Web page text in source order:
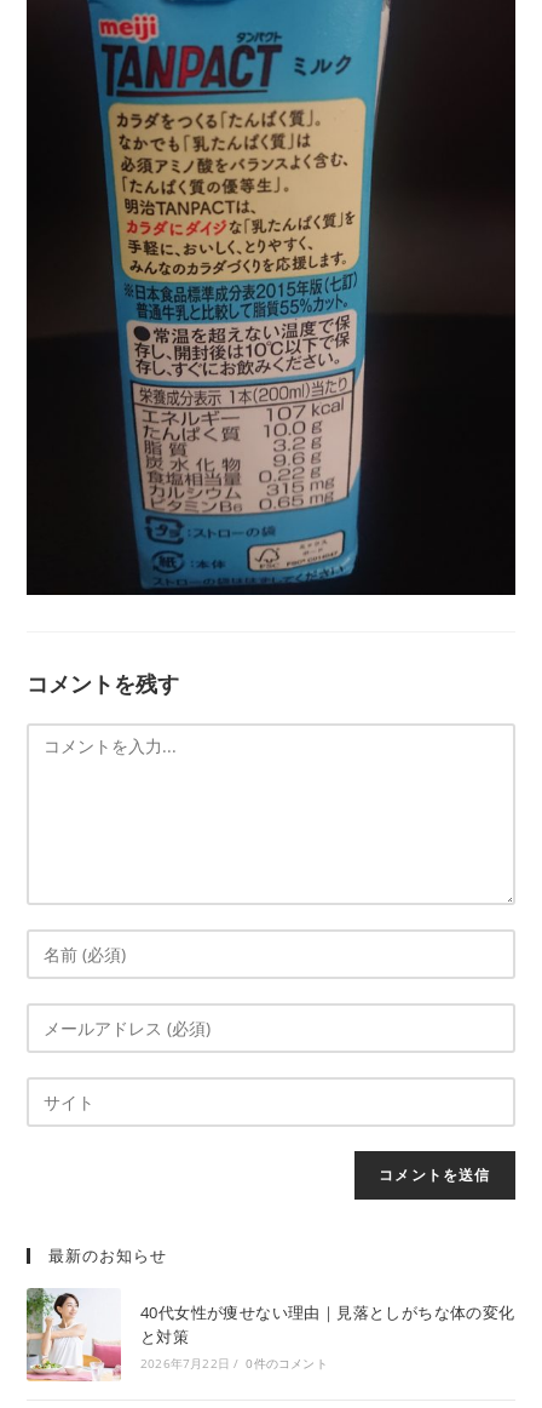
コメントを残す
最新のお知らせ
40代女性が痩せない理由｜見落としがちな体の変化
と対策
2026年7月22日 / 0件のコメント